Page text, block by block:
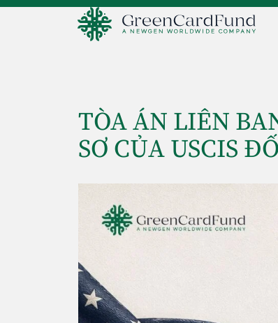
TÒA ÁN LIÊN
SƠ CỦA USCIS